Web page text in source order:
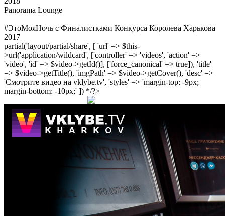
Panorama Lounge
#ЭтоМояНочь с Финалистками Конкурса Королева Харькова
2017
partial('layout/partial/share', [ 'url' => $this-
>url('application/wildcard', ['controller' => 'videos', 'action' =>
'video', 'id' => $video->getId()], ['force_canonical' => true]), 'title'
=> $video->getTitle(), 'imgPath' => $video->getCover(), 'desc' =>
'Смотрите видео на vklybe.tv', 'styles' => 'margin-top: -9px;
margin-bottom: -10px;' ]) */?>